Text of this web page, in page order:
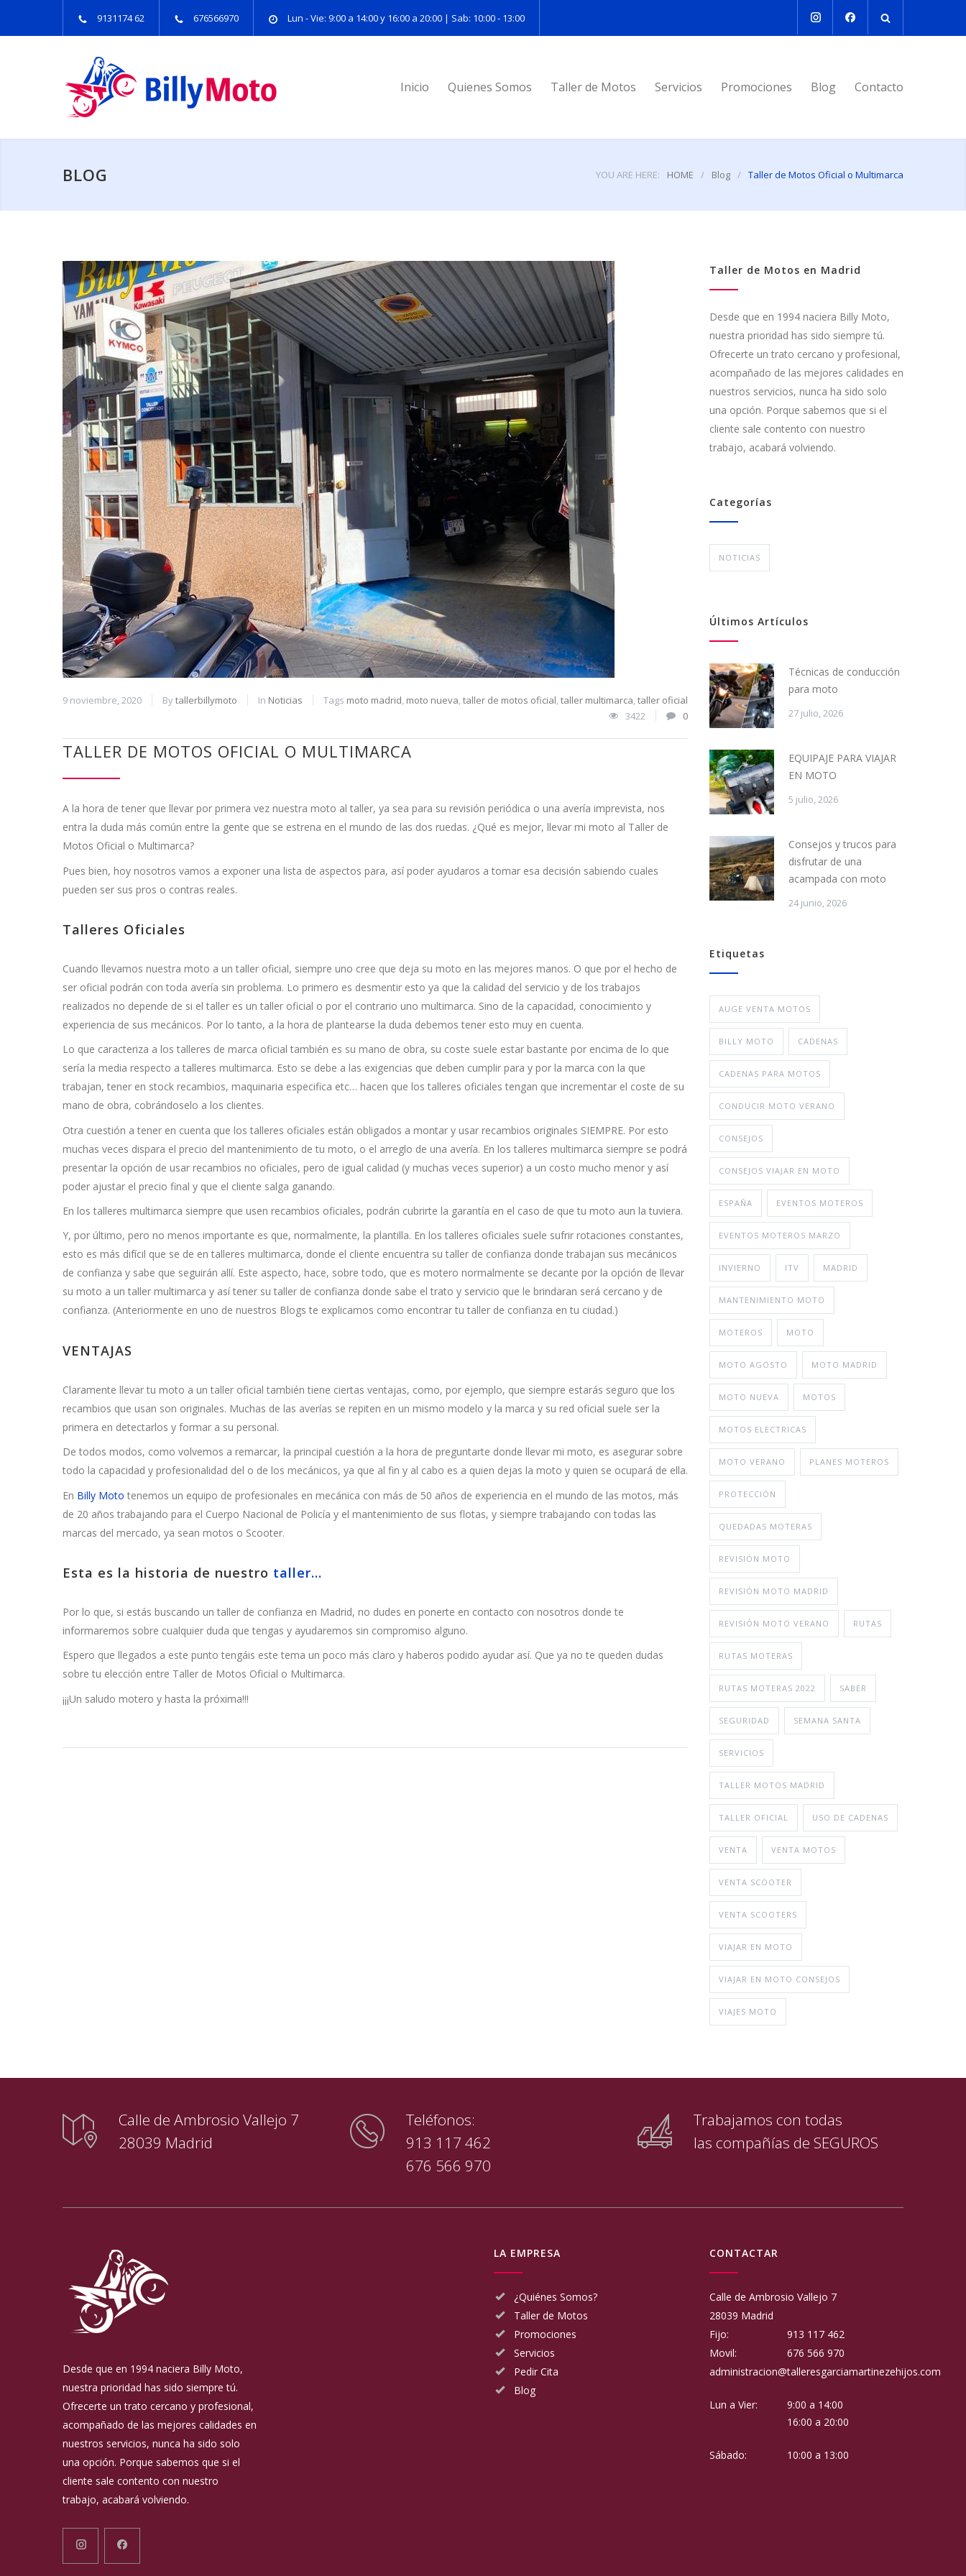
9131174 62 676566970 Lun - Vie: 9:00 a 14:00 y 16:00 a 20:00 | Sab: 10:00 - 13:00
Inicio Quienes Somos Taller de Motos Servicios Promociones Blog Contacto
BLOG YOU ARE HERE: HOME / Blog / Taller de Motos Oficial o Multimarca
9 noviembre, 2020 Bytallerbillymoto In Noticias Tags moto madrid, moto nueva,taller de motos oficial,taller multimarca,taller oficial
3422
0
TALLER DE MOTOS OFICIAL O MULTIMARCA
A la hora de tener que llevar por primera vez nuestra moto al taller, ya sea para su revisión periódica o una avería imprevista, nos
entra la duda más común entre la gente que se estrena en el mundo de las dos ruedas. ¿Qué es mejor, llevar mi moto al Taller de
Motos Oficial o Multimarca?
Pues bien, hoy nosotros vamos a exponer una lista de aspectos para, así poder ayudaros a tomar esa decisión sabiendo cuales
pueden ser sus pros o contras reales.
Talleres Oficiales
Cuando llevamos nuestra moto a un taller oficial, siempre uno cree que deja su moto en las mejores manos. O que por el hecho de
ser oficial podrán con toda avería sin problema. Lo primero es desmentir esto ya que la calidad del servicio y de los trabajos
realizados no depende de si el taller es un taller oficial o por el contrario uno multimarca. Sino de la capacidad, conocimiento y
experiencia de sus mecánicos. Por lo tanto, a la hora de plantearse la duda debemos tener esto muy en cuenta.
Lo que caracteriza a los talleres de marca oficial también es su mano de obra, su coste suele estar bastante por encima de lo que
sería la media respecto a talleres multimarca. Esto se debe a las exigencias que deben cumplir para y por la marca con la que
trabajan, tener en stock recambios, maquinaria especifica etc… hacen que los talleres oficiales tengan que incrementar el coste de su
mano de obra, cobrándoselo a los clientes.
Otra cuestión a tener en cuenta que los talleres oficiales están obligados a montar y usar recambios originales SIEMPRE. Por esto
muchas veces dispara el precio del mantenimiento de tu moto, o el arreglo de una avería. En los talleres multimarca siempre se podrá
presentar la opción de usar recambios no oficiales, pero de igual calidad (y muchas veces superior) a un costo mucho menor y así
poder ajustar el precio final y que el cliente salga ganando.
En los talleres multimarca siempre que usen recambios oficiales, podrán cubrirte la garantía en el caso de que tu moto aun la tuviera.
Y, por último, pero no menos importante es que, normalmente, la plantilla. En los talleres oficiales suele sufrir rotaciones constantes,
esto es más difícil que se de en talleres multimarca, donde el cliente encuentra su taller de confianza donde trabajan sus mecánicos
de confianza y sabe que seguirán allí. Este aspecto, hace, sobre todo, que es motero normalmente se decante por la opción de llevar
su moto a un taller multimarca y así tener su taller de confianza donde sabe el trato y servicio que le brindaran será cercano y de
confianza. (Anteriormente en uno de nuestros Blogs te explicamos como encontrar tu taller de confianza en tu ciudad.)
VENTAJAS
Claramente llevar tu moto a un taller oficial también tiene ciertas ventajas, como, por ejemplo, que siempre estarás seguro que los
recambios que usan son originales. Muchas de las averías se repiten en un mismo modelo y la marca y su red oficial suele ser la
primera en detectarlos y formar a su personal.
De todos modos, como volvemos a remarcar, la principal cuestión a la hora de preguntarte donde llevar mi moto, es asegurar sobre
todo la capacidad y profesionalidad del o de los mecánicos, ya que al fin y al cabo es a quien dejas la moto y quien se ocupará de ella.
En Billy Moto tenemos un equipo de profesionales en mecánica con más de 50 años de experiencia en el mundo de las motos, más
de 20 años trabajando para el Cuerpo Nacional de Policía y el mantenimiento de sus flotas, y siempre trabajando con todas las
marcas del mercado, ya sean motos o Scooter.
Esta es la historia de nuestro taller…
Por lo que, si estás buscando un taller de confianza en Madrid, no dudes en ponerte en contacto con nosotros donde te
informaremos sobre cualquier duda que tengas y ayudaremos sin compromiso alguno.
Espero que llegados a este punto tengáis este tema un poco más claro y haberos podido ayudar así. Que ya no te queden dudas
sobre tu elección entre Taller de Motos Oficial o Multimarca.
¡¡¡Un saludo motero y hasta la próxima!!!
Taller de Motos en Madrid
Desde que en 1994 naciera Billy Moto,
nuestra prioridad has sido siempre tú.
Ofrecerte un trato cercano y profesional,
acompañado de las mejores calidades en
nuestros servicios, nunca ha sido solo
una opción. Porque sabemos que si el
cliente sale contento con nuestro
trabajo, acabará volviendo.
Categorías
NOTICIAS
Últimos Artículos
Técnicas de conducción
para moto
27 julio, 2026
EQUIPAJE PARA VIAJAR
EN MOTO
5 julio, 2026
Consejos y trucos para
disfrutar de una
acampada con moto
24 junio, 2026
Etiquetas
AUGE VENTA MOTOS
BILLY MOTO CADENAS
CADENAS PARA MOTOS
CONDUCIR MOTO VERANO
CONSEJOS
CONSEJOS VIAJAR EN MOTO
ESPAÑA EVENTOS MOTEROS
EVENTOS MOTEROS MARZO
INVIERNO ITV MADRID
MANTENIMIENTO MOTO
MOTEROS MOTO
MOTO AGOSTO MOTO MADRID
MOTO NUEVA MOTOS
MOTOS ELECTRICAS
MOTO VERANO PLANES MOTEROS
PROTECCIÓN
QUEDADAS MOTERAS
REVISIÓN MOTO
REVISIÓN MOTO MADRID
REVISIÓN MOTO VERANO RUTAS
RUTAS MOTERAS
RUTAS MOTERAS 2022 SABER
SEGURIDAD SEMANA SANTA
SERVICIOS
TALLER MOTOS MADRID
TALLER OFICIAL USO DE CADENAS
VENTA VENTA MOTOS
VENTA SCOOTER
VENTA SCOOTERS
VIAJAR EN MOTO
VIAJAR EN MOTO CONSEJOS
VIAJES MOTO
Calle de Ambrosio Vallejo 7
28039 Madrid
Teléfonos:
913 117 462
676 566 970
Trabajamos con todas
las compañías de SEGUROS
Desde que en 1994 naciera Billy Moto,
nuestra prioridad has sido siempre tú.
Ofrecerte un trato cercano y profesional,
acompañado de las mejores calidades en
nuestros servicios, nunca ha sido solo
una opción. Porque sabemos que si el
cliente sale contento con nuestro
trabajo, acabará volviendo.
LA EMPRESA
¿Quiénes Somos?
Taller de Motos
Promociones
Servicios
Pedir Cita
Blog
CONTACTAR
Calle de Ambrosio Vallejo 7
28039 Madrid
Fijo:
913 117 462
Movil:
676 566 970
administracion@talleresgarciamartinezehijos.com
Lun a Vier:
9:00 a 14:00
16:00 a 20:00
Sábado: 10:00 a 13:00